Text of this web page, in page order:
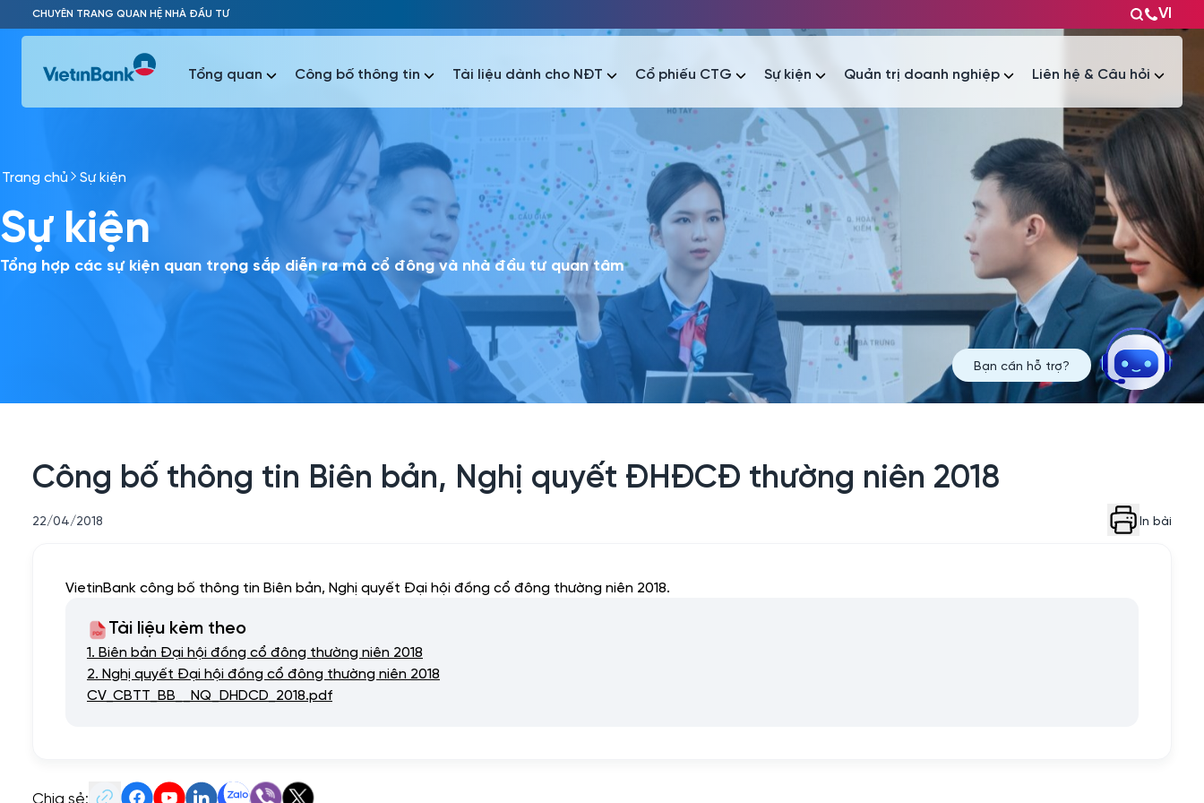
Skip to Main Content
CHUYÊN TRANG QUAN HỆ NHÀ ĐẦU TƯ VI
Phổ biến nhất
Báo cáo tài chính Thông tin giao dịch Công bố thông tin Sự kiện
Tổng quan Công bố thông tin Tài liệu dành cho NĐT Cổ phiếu CTG Sự kiện Quản trị doanh nghiệp Liên hệ & Câu hỏi
Phổ biến nhất
Thông tin giao dịch Công bố thông tin Tài liệu
Trang chủ Sự kiện
Sự kiện
Tổng hợp các sự kiện quan trọng sắp diễn ra mà cổ đông và nhà đầu tư quan tâm
Công bố thông tin Biên bản, Nghị quyết ĐHĐCĐ thường niên 2018
22/04/2018 In bài
VietinBank công bố thông tin Biên bản, Nghị quyết Đại hội đồng cổ đông thường niên 2018.
Tài liệu kèm theo
1. Biên bản Đại hội đồng cổ đông thường niên 2018
2. Nghị quyết Đại hội đồng cổ đông thường niên 2018
CV_CBTT_BB__NQ_DHDCD_2018.pdf
Chia sẻ:
Bạn cần hỗ trợ?